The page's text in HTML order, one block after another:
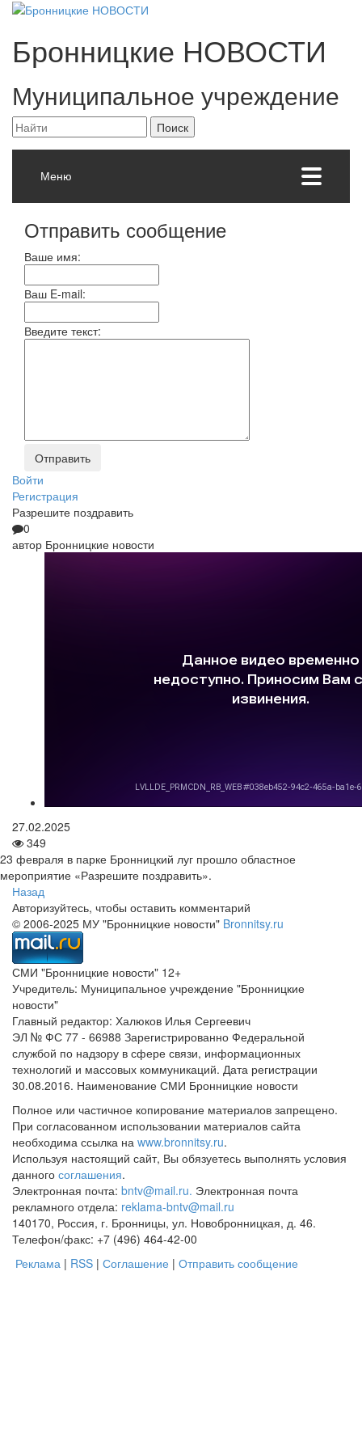
Бронницкие НОВОСТИ
Муниципальное учреждение
Меню
Отправить сообщение
Ваше имя:
Ваш E-mail:
Введите текст:
Войти
Регистрация
Разрешите поздравить
0
автор Бронницкие новости
27.02.2025
349
23 февраля в парке Бронницкий луг прошло областное
мероприятие «Разрешите поздравить».
Назад
Авторизуйтесь, чтобы оставить комментарий
© 2006-2025 МУ "Бронницкие новости" Bronnitsy.ru
СМИ "Бронницкие новости" 12+
Учредитель: Муниципальное учреждение "Бронницкие
новости"
Главный редактор: Халюков Илья Сергеевич
ЭЛ № ФС 77 - 66988 Зарегистрированно Федеральной
службой по надзору в сфере связи, информационных
технологий и массовых коммуникаций. Дата регистрации
30.08.2016. Наименование СМИ Бронницкие новости
Полное или частичное копирование материалов запрещено.
При согласованном использовании материалов сайта
необходима ссылка на www.bronnitsy.ru.
Используя настоящий сайт, Вы обязуетесь выполнять условия
данного соглашения.
Электронная почта: bntv@mail.ru. Электронная почта
рекламного отдела: reklama-bntv@mail.ru
140170, Россия, г. Бронницы, ул. Новобронницкая, д. 46.
Телефон/факс: +7 (496) 464-42-00
Реклама | RSS | Соглашение | Отправить сообщение